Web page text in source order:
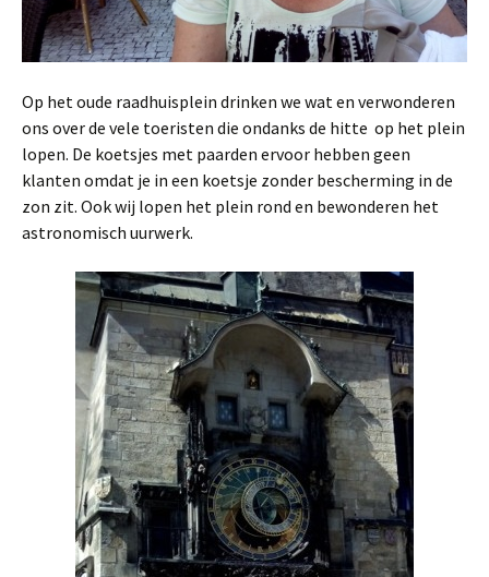
Op het oude raadhuisplein drinken we wat en verwonderen
ons over de vele toeristen die ondanks de hitte op het plein
lopen. De koetsjes met paarden ervoor hebben geen
klanten omdat je in een koetsje zonder bescherming in de
zon zit. Ook wij lopen het plein rond en bewonderen het
astronomisch uurwerk.